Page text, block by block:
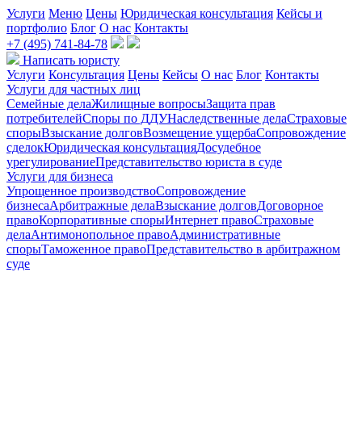
Услуги Меню Цены Юридическая консультация Кейсы и
портфолио Блог О нас Контакты
+7 (495) 741-84-78
Написать юристу
Услуги Консультация Цены Кейсы О нас Блог Контакты
Услуги для частных лиц
Семейные делаЖилищные вопросыЗащита прав
потребителейСпоры по ДДУНаследственные делаСтраховые
спорыВзыскание долговВозмещение ущербаСопровождение
сделокЮридическая консультацияДосудебное
урегулированиеПредставительство юриста в суде
Услуги для бизнеса
Упрощенное производствоСопровождение
бизнесаАрбитражные делаВзыскание долговДоговорное
правоКорпоративные спорыИнтернет правоСтраховые
делаАнтимонопольное правоАдминистративные
спорыТаможенное правоПредставительство в арбитражном
суде